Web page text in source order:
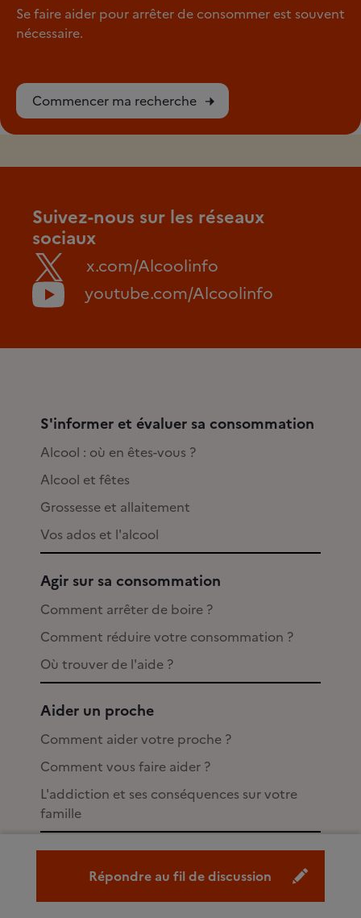
Répondre au fil de discussion
Se faire aider pour arrêter de consommer est souvent
nécessaire.
Commencer ma recherche
Suivez-nous sur les réseaux
sociaux
x.com/Alcoolinfo
youtube.com/Alcoolinfo
S'informer et évaluer sa consommation
Alcool : où en êtes-vous ?
Alcool et fêtes
Grossesse et allaitement
Vos ados et l'alcool
Agir sur sa consommation
Comment arrêter de boire ?
Comment réduire votre consommation ?
Où trouver de l'aide ?
Aider un proche
Comment aider votre proche ?
Comment vous faire aider ?
L'addiction et ses conséquences sur votre
famille
Questions/réponses